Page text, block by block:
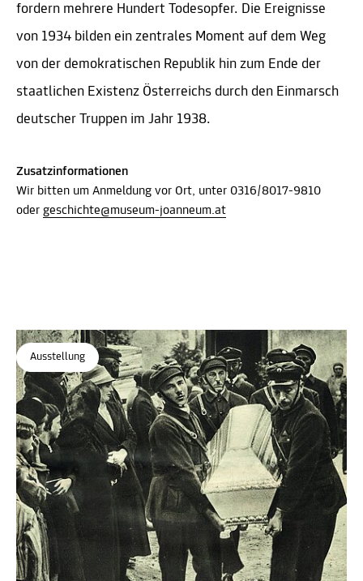
fordern mehrere Hundert Todesopfer. Die Ereignisse
von 1934 bilden ein zentrales Moment auf dem Weg
von der demokratischen Republik hin zum Ende der
staatlichen Existenz Österreichs durch den Einmarsch
deutscher Truppen im Jahr 1938.
Zusatzinformationen
Wir bitten um Anmeldung vor Ort, unter 0316/8017-9810
oder geschichte@museum-joanneum.at
Ausstellung